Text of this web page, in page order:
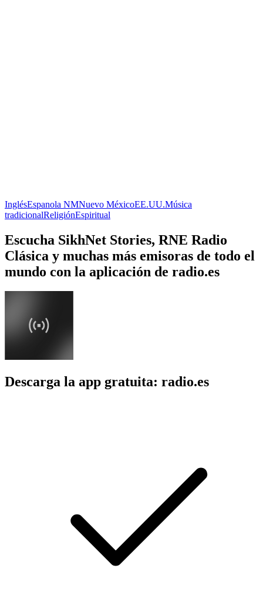
InglésEspanola NMNuevo MéxicoEE.UU.Música
tradicionalReligiónEspiritual
Escucha SikhNet Stories, RNE Radio
Clásica y muchas más emisoras de todo el
mundo con la aplicación de radio.es
Descarga la app gratuita: radio.es